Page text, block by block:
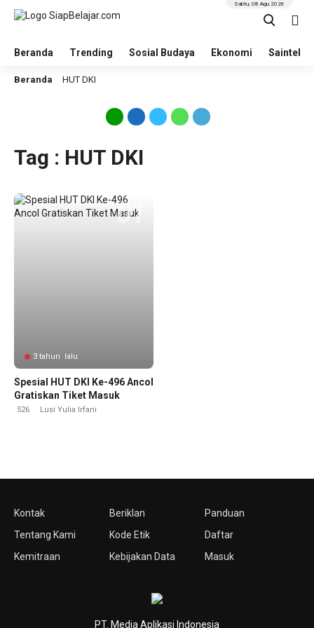
Beranda Trending Sosial Budaya Ekonomi Saintek
Sabtu, 08 Agu 2026
Beranda HUT DKI
Tag : HUT DKI
3 tahun lalu
Spesial HUT DKI Ke-496 Ancol
Gratiskan Tiket Masuk
526 Lusi Yulia Irfani
Kontak
Tentang Kami
Kemitraan
Beriklan
Kode Etik
Kebijakan Data
Panduan
Daftar
Masuk
PT. Media Aplikasi Indonesia